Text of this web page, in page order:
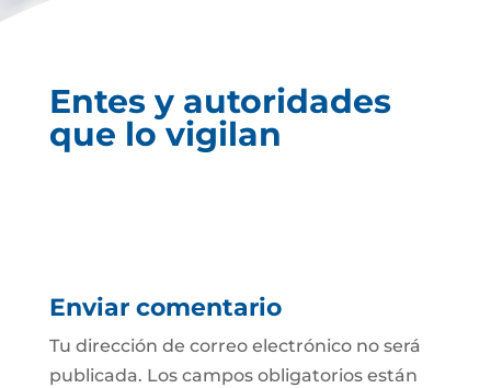
Entes y autoridades
que lo vigilan
Enviar comentario
Tu dirección de correo electrónico no será
publicada. Los campos obligatorios están